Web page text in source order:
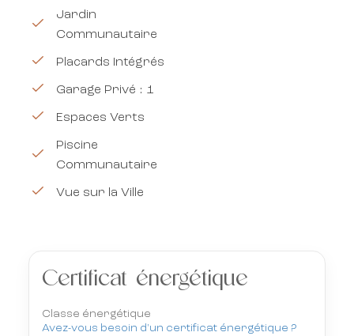
Jardin
Communautaire
Placards Intégrés
Garage Privé : 1
Espaces Verts
Piscine
Communautaire
Vue sur la Ville
Certificat énergétique
Classe énergétique
Avez-vous besoin d'un certificat énergétique ?